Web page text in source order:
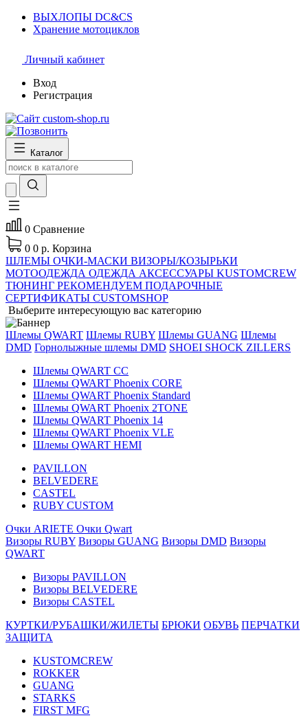
ВЫХЛОПЫ DC&CS
Хранение мотоциклов
Личный кабинет
Вход
Регистрация
Каталог
0 Сравнение
0 0 р. Корзина
ШЛЕМЫ ОЧКИ-МАСКИ ВИЗОРЫ/КОЗЫРЬКИ
МОТООДЕЖДА ОДЕЖДА АКСЕССУАРЫ KUSTOMCREW
ТЮНИНГ РЕКОМЕНДУЕМ ПОДАРОЧНЫЕ
СЕРТИФИКАТЫ CUSTOMSHOP
Выберите интересующую вас категорию
Шлемы QWART Шлемы RUBY Шлемы GUANG Шлемы
DMD Горнолыжные шлемы DMD SHOEI SHOCK ZILLERS
Шлемы QWART CC
Шлемы QWART Phoenix CORE
Шлемы QWART Phoenix Standard
Шлемы QWART Phoenix 2TONE
Шлемы QWART Phoenix 14
Шлемы QWART Phoenix VLE
Шлемы QWART HEMI
PAVILLON
BELVEDERE
CASTEL
RUBY CUSTOM
Очки ARIETE Очки Qwart
Визоры RUBY Визоры GUANG Визоры DMD Визоры
QWART
Визоры PAVILLON
Визоры BELVEDERE
Визоры CASTEL
КУРТКИ/РУБАШКИ/ЖИЛЕТЫ БРЮКИ ОБУВЬ ПЕРЧАТКИ
ЗАЩИТА
KUSTOMCREW
ROKKER
GUANG
STARKS
FIRST MFG